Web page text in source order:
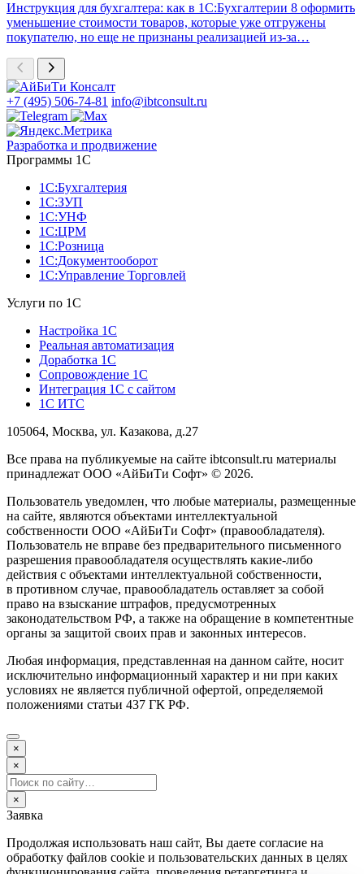
Инструкция для бухгалтера: как в 1С:Бухгалтерии 8 оформить
уменьшение стоимости товаров, которые уже отгружены
покупателю, но еще не признаны реализацией из-за…
+7 (495) 506-74-81 info@ibtconsult.ru
Разработка и продвижение
Программы 1С
1С:Бухгалтерия
1С:ЗУП
1С:УНФ
1С:ЦРМ
1С:Розница
1С:Документооборот
1С:Управление Торговлей
Услуги по 1С
Настройка 1С
Реальная автоматизация
Доработка 1С
Сопровождение 1С
Интеграция 1С с сайтом
1С ИТС
105064, Москва, ул. Казакова, д.27
Все права на публикуемые на сайте ibtconsult.ru материалы
принадлежат ООО «АйБиТи Софт» © 2026.
Пользователь уведомлен, что любые материалы, размещенные
на сайте, являются объектами интеллектуальной
собственности ООО «АйБиТи Софт» (правообладателя).
Пользователь не вправе без предварительного письменного
разрешения правообладателя осуществлять какие-либо
действия с объектами интеллектуальной собственности,
в противном случае, правообладатель оставляет за собой
право на взыскание штрафов, предусмотренных
законодательством РФ, а также на обращение в компетентные
органы за защитой своих прав и законных интересов.
Любая информация, представленная на данном сайте, носит
исключительно информационный характер и ни при каких
условиях не является публичной офертой, определяемой
положениями статьи 437 ГК РФ.
×
×
×
Заявка
Продолжая использовать наш сайт, Вы даете согласие на
обработку файлов cookie и пользовательских данных в целях